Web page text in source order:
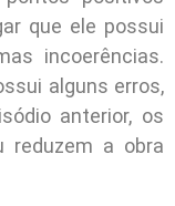
que ele possui
incoerências.
alguns erros,
anterior, os
reduzem a obra